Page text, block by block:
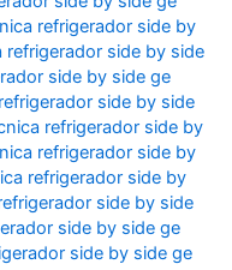
refrigerador side by
refrigerador side by side
side by side ge
side by side
refrigerador side by
refrigerador side by
refrigerador side by
side by side
side by side ge
side by side ge